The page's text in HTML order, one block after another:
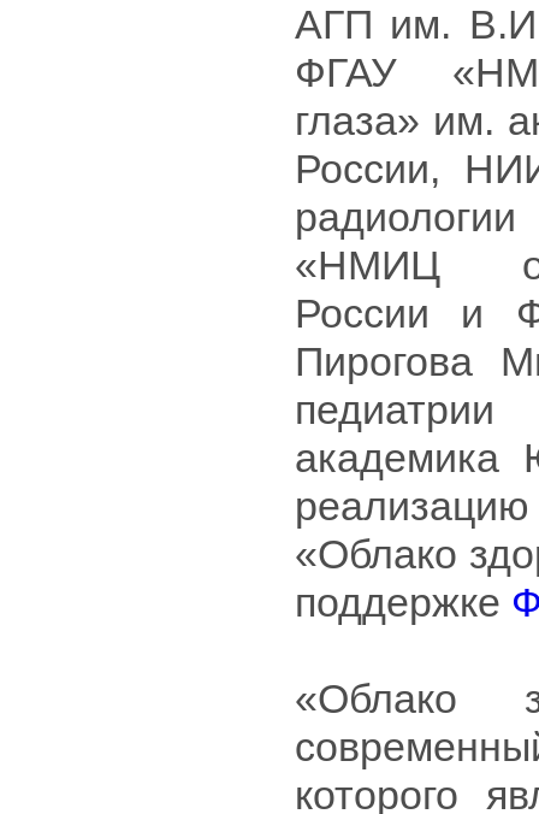
АГП им. В.И.
ФГАУ
глаза» им.
России,
«НМИЦ
России
Пирогова
академика
«Облако
поддержке
«Облако
которого